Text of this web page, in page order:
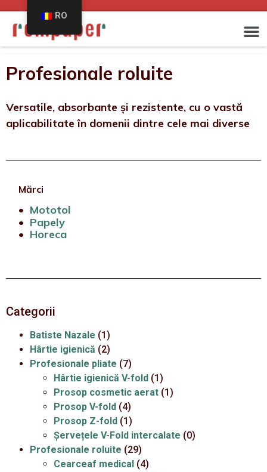
Profesionale roluite
Versatile, absorbante și rezistente, cu o vastă
aplicabilitate în domenii dintre cele mai diverse
Mărci
• Mototol
• Papely
• Horeca
Categorii
Batiste Nazale (1)
Hârtie igienică (2)
Profesionale pliate (7)
Hârtie igienică V-fold (1)
Prosop cosmetic aerat (1)
Prosop V-fold (4)
Prosop Z-fold (1)
Șervețele V-Fold intercalate (0)
Profesionale roluite (29)
Cearceaf medical (4)
RO